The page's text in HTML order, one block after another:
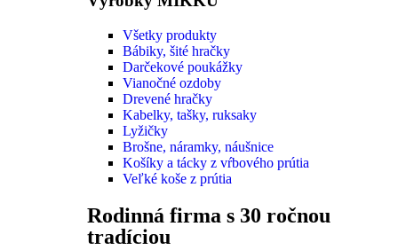
Všetky produkty
Bábiky, šité hračky
Darčekové poukážky
Vianočné ozdoby
Drevené hračky
Kabelky, tašky, ruksaky
Lyžičky
Brošne, náramky, náušnice
Košíky a tácky z vŕbového prútia
Veľké koše z prútia
Rodinná firma s 30 ročnou
tradíciou